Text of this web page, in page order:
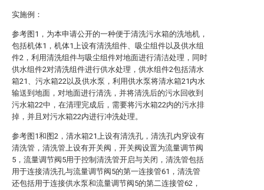
实施例：
参考图1，为本申请公开的一种便于清洗污水箱的洗地机，
包括机体1，机体1上设有清洗组件、吸尘组件以及供水组
件2，利用清洗组件与吸尘组件对地面进行清洁处理，同时
供水组件2对清洗组件进行供水处理，供水组件2包括清水
箱21、污水箱22以及供水泵，利用供水泵将清水箱21内水
输送到地面，对地面进行清洗，并将清洗后的污水回收到
污水箱22中，在清理完成后，需要将污水箱22内的污水排
掉，并且对污水箱22内进行冲洗处理。
参考图1和图2，清水箱21上设有清洗孔，清洗孔内穿设有
清洗管，清洗管上设有开关阀，开关阀设置为流量调节阀
5，流量调节阀5用于控制清洗管开启与关闭，清洗管包括
用于连接清洗孔与流量调节阀5的第一连接管61，清洗管
还包括用于连接供水泵和流量调节阀5的第二连接管62，